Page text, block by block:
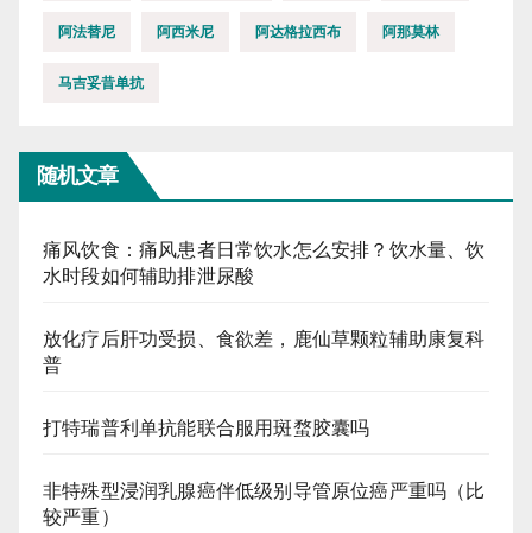
阿法替尼 阿西米尼 阿达格拉西布 阿那莫林
马吉妥昔单抗
随机文章
痛风饮食：痛风患者日常饮水怎么安排？饮水量、饮
水时段如何辅助排泄尿酸
放化疗后肝功受损、食欲差，鹿仙草颗粒辅助康复科
普
打特瑞普利单抗能联合服用斑蝥胶囊吗
非特殊型浸润乳腺癌伴低级别导管原位癌严重吗（比
较严重）